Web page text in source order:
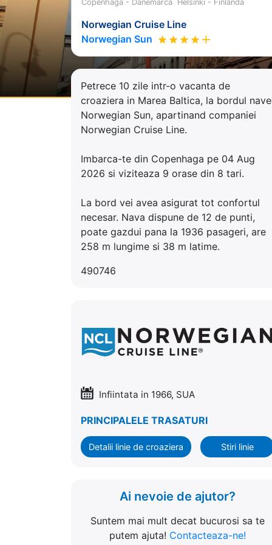
Copenhaga - Danemarca Helsinki - Finlanda
Norwegian Cruise Line
Norwegian Sun
Petrece 10 zile intr-o vacanta de
croaziera in Marea Baltica, la bordul
Norwegian Sun, apartinand companiei
Norwegian Cruise Line.
Imbarca-te din Copenhaga pe 04 Aug
2026 si viziteaza 9 orase din 8 tari.
La bord vei avea asigurat tot confortul
necesar. Nava dispune de 12 de punti,
poate gazdui pana la 1936 pasageri, are
258 m lungime si 38 m latime.
490746
Infiintata in 1966, SUA
PRINCIPALELE TRASATURI
Detalii linie de croaziera Stiri linie
Ai nevoie de ajutor?
Suntem mai mult decat bucurosi sa te
putem ajuta! Contacteaza-ne!